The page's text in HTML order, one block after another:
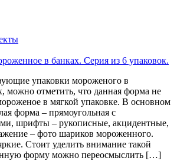
в банках. Серия из 6 упаковок.
упаковки мороженого в
можно отметить, что данная форма не
в мягкой упаковке. В основном
форма – прямоугольная с
шрифты – рукописные, акцидентные,
– фото шариков мороженного.
Стоит уделить внимание такой
форму можно переосмыслить […]